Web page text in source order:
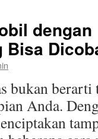
Bisa
bukan berarti
Anda.